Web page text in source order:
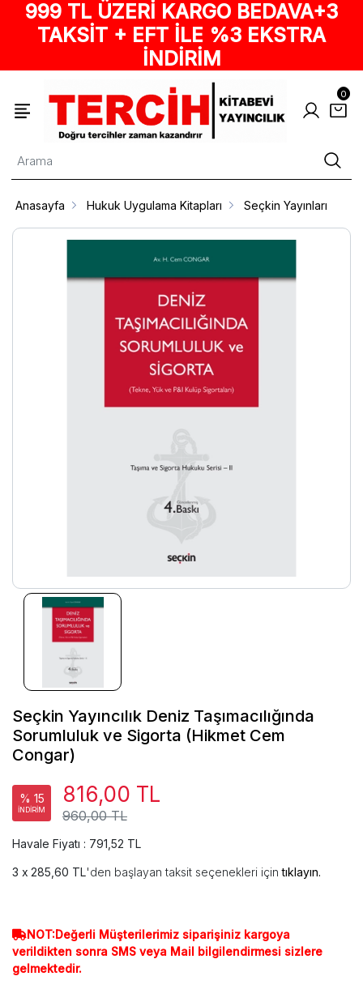
999 TL ÜZERİ KARGO BEDAVA+3
TAKSİT + EFT İLE %3 EKSTRA
İNDİRİM
0
Anasayfa Hukuk Uygulama Kitapları Seçkin Yayınları
Seçkin Yayıncılık Deniz Taşımacılığında
Sorumluluk ve Sigorta (Hikmet Cem
Congar)
% 15
İNDİRİM 960,00 TL
816,00 TL
Havale Fiyatı : 791,52 TL
285,60 TL'den başlayan taksit seçenekleri içintıklayın.
NOT:Değerli Müşterilerimiz siparişiniz kargoya
verildikten sonra SMS veya Mail bilgilendirmesi sizlere
gelmektedir.